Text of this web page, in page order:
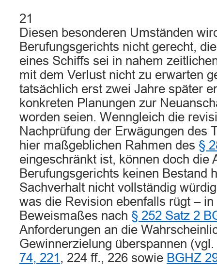
21
Diesen besonderen Umständen
Berufungsgerichts nicht gerecht,
eines Schiffs sei in nahem
mit dem Verlust nicht zu erwarten
tatsächlich erst zwei Jahre später
konkreten Planungen zur
worden seien. Wenngleich die
Nachprüfung der Erwägungen des
hier maßgeblichen Rahmen des §
eingeschränkt ist, können doch die
Berufungsgerichts keinen Bestand
Sachverhalt nicht vollständig
was die Revision ebenfalls rügt –
Beweismaßes nach § 252 Satz 2
Anforderungen an die
Gewinnerzielung überspannen
74, 221 , 224 ff., 226 sowie BGHZ